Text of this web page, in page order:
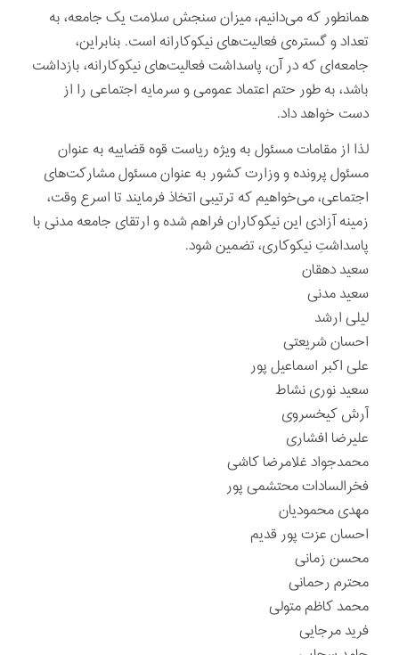
همانطور که می‌دانیم، میزان سنجش سلامت یک جامعه، به
تعداد و گستره‌ی فعالیت‌های نیکوکارانه است. بنابراین،
جامعه‌ای که در آن، پاسداشت فعالیت‌های نیکوکارانه، بازداشت
باشد، به طور حتم اعتماد عمومی و سرمایه اجتماعی را از
دست خواهد داد.
لذا از مقامات مسئول به ویژه ریاست قوه قضاییه به عنوان
مسئول پرونده و وزارت کشور به عنوان مسئول مشارکت‌های
اجتماعی، می‌خواهیم که ترتیبی اتخاذ فرمایند تا اسرع وقت،
زمینه آزادی این نیکوکاران فراهم شده و ارتقای جامعه مدنی با
پاسداشتِ نیکوکاری، تضمین شود.
سعید دهقان
سعید مدنی
لیلی ارشد
احسان شریعتی
علی اکبر اسماعیل پور
سعید نوری نشاط
آرش کیخسروی
علیرضا افشاری
محمدجواد غلامرضا کاشی
فخرالسادات محتشمی پور
مهدی محمودیان
احسان عزت پور قدیم
محسن زمانی
محترم رحمانی
محمد کاظم متولی
فرید مرجایی